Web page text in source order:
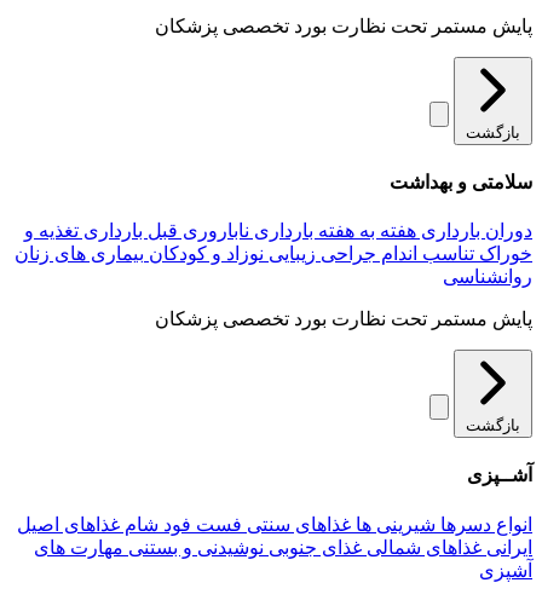
پایش مستمر تحت نظارت بورد تخصصی پزشکان
بازگشت
سلامتی و بهداشت
دوران بارداری هفته به هفته بارداری ناباروری قبل بارداری تغذیه و
خوراک تناسب اندام جراحی زیبایی نوزاد و کودکان بیماری های زنان
روانشناسی
پایش مستمر تحت نظارت بورد تخصصی پزشکان
بازگشت
آشــپزی
انواع دسرها شیرینی ها غذاهای سنتی فست فود شام غذاهای اصیل
ایرانی غذاهای شمالی غذای جنوبی نوشیدنی و بستنی مهارت های
آشپزی